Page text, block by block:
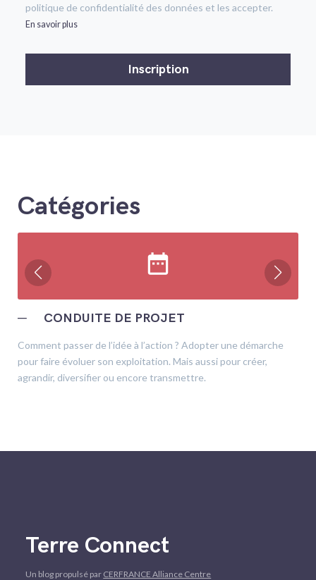
politique de confidentialité des données et les accepter.
En savoir plus
Catégories
date_range
─ CONDUITE DE PROJET
Comment passer de l’idée à l’action ? Adopter une démarche
pour faire évoluer son exploitation. Mais aussi pour créer,
agrandir, diversifier ou encore transmettre.
Terre Connect
Un blog propulsé par CERFRANCE Alliance Centre